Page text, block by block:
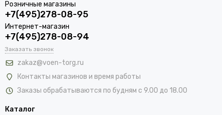
Розничные магазины
+7(495)278-08-95
Интернет-магазин
+7(495)278-08-94
Заказать звонок
zakaz@voen-torg.ru
Контакты магазинов и время работы
Заказы обрабатываются по будням с 9.00 до 18.00
Каталог